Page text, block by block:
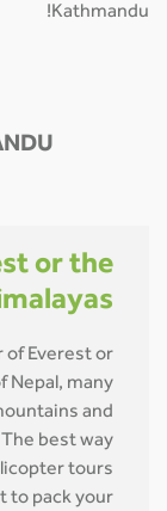
Kathmandu!
or the
of Everest or
Nepal, many
and
The best way
tours
to pack your